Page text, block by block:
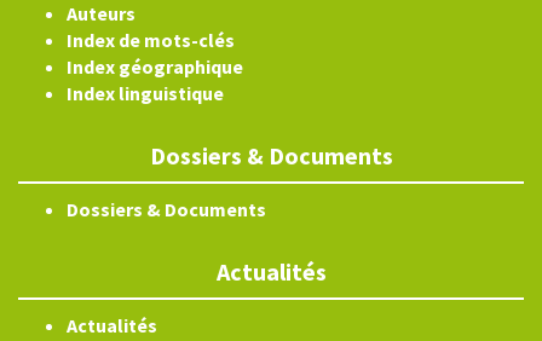
Auteurs
Index de mots-clés
Index géographique
Index linguistique
Dossiers & Documents
Dossiers & Documents
Actualités
Actualités